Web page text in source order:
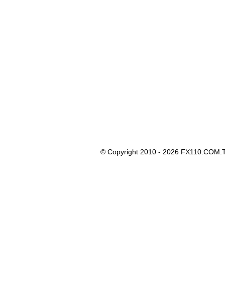
© Copyright 2010 - 2026